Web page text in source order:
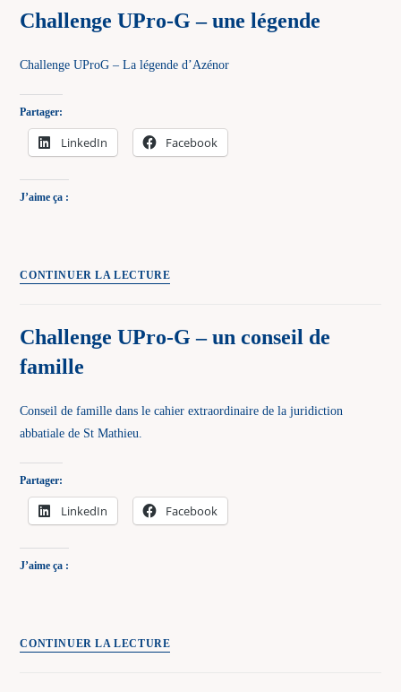
–
armoirie
Challenge UPro-G – une légende
Challenge UProG – La légende d’Azénor
Partager:
LinkedIn Facebook
J’aime ça :
CONTINUER LA LECTUREChallenge
–
Challenge UPro-G – un conseil de
famille
Conseil de famille dans le cahier extraordinaire de la juridiction
abbatiale de St Mathieu.
Partager:
LinkedIn Facebook
J’aime ça :
CONTINUER LA LECTUREChallenge